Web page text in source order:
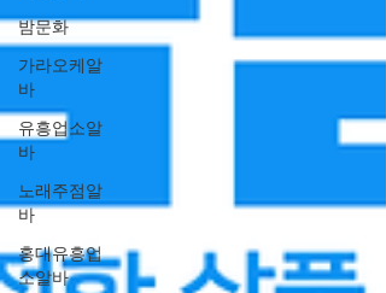
밤문화
가라오케알
바
유흥업소알
바
노래주점알
바
홍대유흥업
소알바